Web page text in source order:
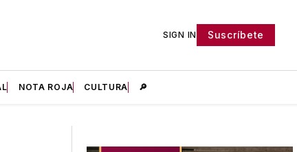
SIGN IN Suscríbete
NOTA ROJA CULTURA 🔎